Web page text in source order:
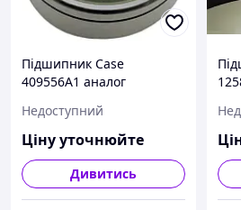
Підшипник Case
409556A1 аналог
Недоступний
Ціну уточнюйте
Дивитись